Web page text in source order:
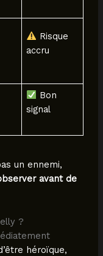
Risque
accru
Bon
signal
un ennemi,
avant de
?
héroïque,